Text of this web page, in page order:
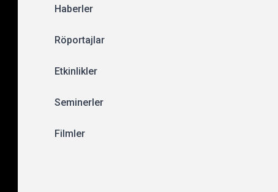
Haberler
Röportajlar
Etkinlikler
Seminerler
Filmler